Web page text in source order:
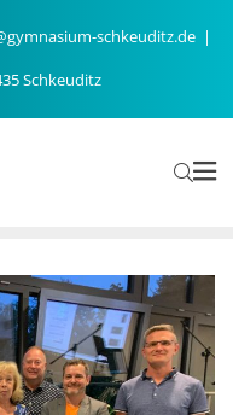
schkeuditz.de
Schkeuditz